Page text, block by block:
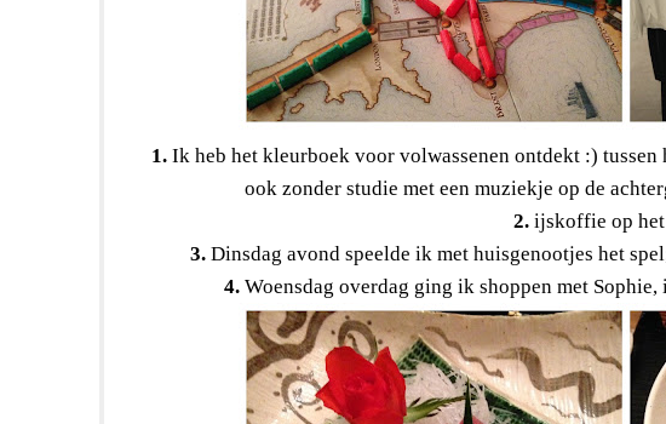
1.Ik heb het kleurboek voor volwassenen ontdekt :)
ook zonder studie met een muziekje op de
2. ijskoffie op
3. Dinsdag avond speelde ik met huisgenootjes het
4. Woensdag overdag ging ik shoppen met